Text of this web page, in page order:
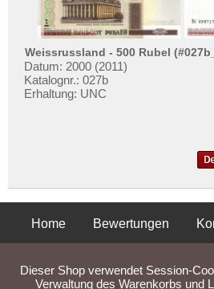
Weissrussland - 500 Rubel
Datum: 2000 (2011)
Katalognr.: 027b
Erhaltung: UNC
Home Bewertungen
Liefer- und
Dieser Shop verwendet Session-
Verwaltung des Warenkorbs und